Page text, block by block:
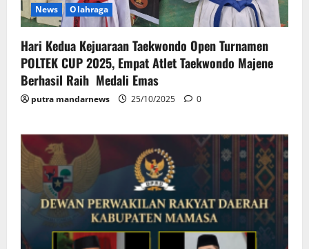
News Olahraga
Hari Kedua Kejuaraan Taekwondo Open Turnamen
POLTEK CUP 2025, Empat Atlet Taekwondo Majene
Berhasil Raih Medali Emas
putra mandarnews 25/10/2025 0